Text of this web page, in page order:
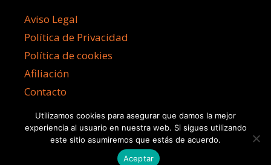
Aviso Legal
Política de Privacidad
Política de cookies
Afiliación
Contacto
©2026 Dronesbaratos.info
Utilizamos cookies para asegurar que damos la mejor
experiencia al usuario en nuestra web. Si sigues utilizando
este sitio asumiremos que estás de acuerdo.
Aceptar